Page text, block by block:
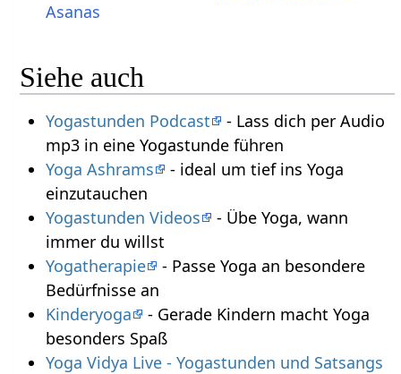
Asanas
Siehe auch
Yogastunden Podcast
- Lass dich per Audio
mp3 in eine Yogastunde führen
Yoga Ashrams
- ideal um tief ins Yoga
einzutauchen
Yogastunden Videos
- Übe Yoga, wann
immer du willst
Yogatherapie
- Passe Yoga an besondere
Bedürfnisse an
Kinderyoga
- Gerade Kindern macht Yoga
besonders Spaß
Yoga Vidya Live - Yogastunden und Satsangs